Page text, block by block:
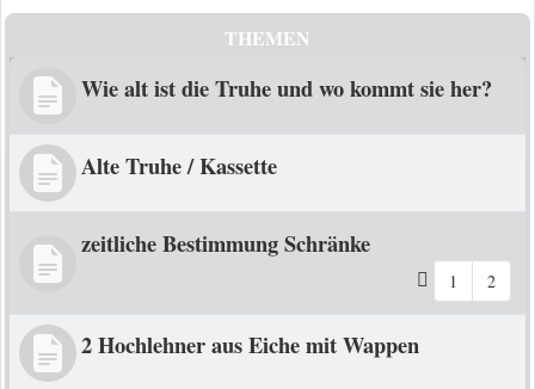
THEMEN
Wie alt ist die Truhe und wo kommt sie her?
Alte Truhe / Kassette
zeitliche Bestimmung Schränke
1 2
2 Hochlehner aus Eiche mit Wappen